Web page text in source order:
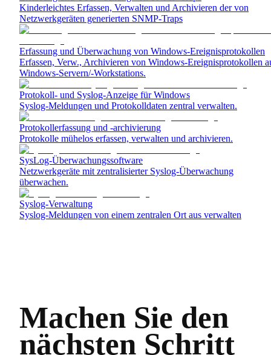
Kinderleichtes Erfassen, Verwalten und Archivieren der von
Netzwerkgeräten generierten SNMP-Traps
Erfassung und Überwachung von Windows-Ereignisprotokollen
Erfassen, Verw., Archivieren von Windows-Ereignisprotokollen
Windows-Servern/‑Workstations.
Protokoll- und Syslog-Anzeige für Windows
Syslog-Meldungen und Protokolldaten zentral verwalten.
Protokollerfassung und ‑archivierung
Protokolle mühelos erfassen, verwalten und archivieren.
SysLog-Überwachungssoftware
Netzwerkgeräte mit zentralisierter Syslog-Überwachung
überwachen.
Syslog-Verwaltung
Syslog-Meldungen von einem zentralen Ort aus verwalten
Machen Sie den
nächsten Schritt